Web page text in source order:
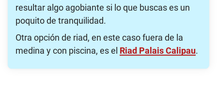
resultar algo agobiante si lo que buscas es un
poquito de tranquilidad.
Otra opción de riad, en este caso fuera de la
medina y con piscina, es el Riad Palais Calipau.